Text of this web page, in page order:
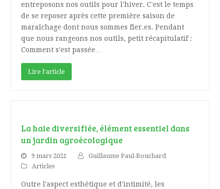
entreposons nos outils pour l'hiver. C'est le temps
de se reposer après cette première saison de
maraîchage dont nous sommes fier.es. Pendant
que nous rangeons nos outils, petit récapitulatif :
Comment s'est passée…
Lire l'article
La haie diversifiée, élément essentiel dans
un jardin agroécologique
9 mars 2021
Guillaume Paul-Bouchard
Articles
Outre l'aspect esthétique et d'intimité, les